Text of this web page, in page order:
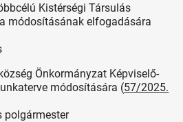
Kistérségi Társulás
módosításának elfogadására
Önkormányzat Képviselő-
módosítására (57/2025.
polgármester